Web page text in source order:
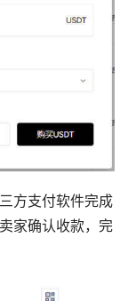
方支付软件完成
家确认收款，完